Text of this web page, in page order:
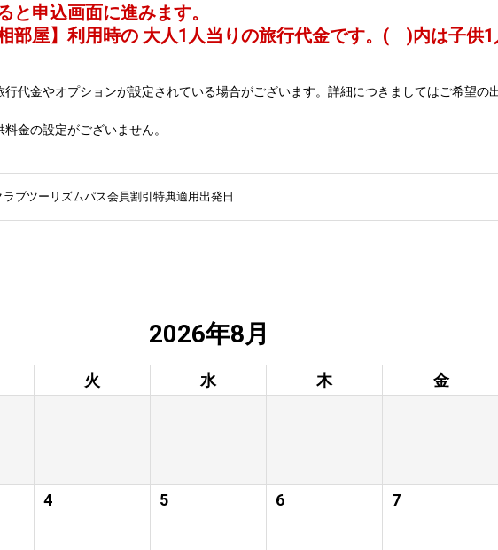
と申込画面に進みます。
部屋】利用時の 大人1人当りの旅行代金です。 ( )内は子供1
代金やオプションが設定されている場合がございます。詳細につきましてはご希望の
金の設定がございません。
ラブツーリズムパス会員割引特典適用出発日
2026年8月
火 水 木 金
4 5 6 7